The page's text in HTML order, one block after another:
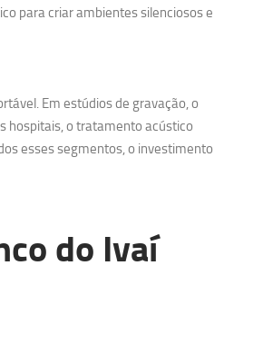
para criar ambientes silenciosos e
Em estúdios de gravação, o
hospitais, o tratamento acústico
esses segmentos, o investimento
do Ivaí